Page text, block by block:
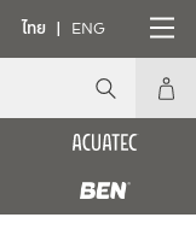
ไทย ENG